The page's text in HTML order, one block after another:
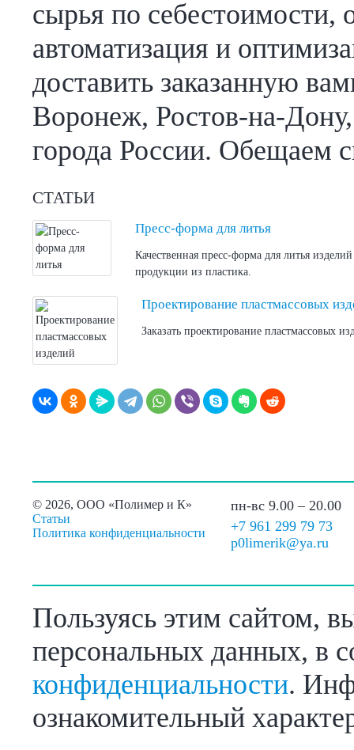
сырья по себестоимости,
автоматизация и
доставить заказанную
Воронеж, Ростов-на-
города России. Обещаем
СТАТЬИ
Пресс-форма для литья
Качественная пресс-форма для литья
продукции из пластика.
Проектирование пластмассовых
Заказать проектирование пластмассовых
©2026, ООО «Полимер и К»
Статьи
Политика конфиденциальности
пн-вс 9.00 – 20.00
+7 961 299 79 73
p0limerik@ya.ru
Пользуясь этим сайтом,
персональных данных, в
конфиденциальности.
ознакомительный